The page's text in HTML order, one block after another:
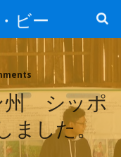
ビー
州 シッポ
ました。